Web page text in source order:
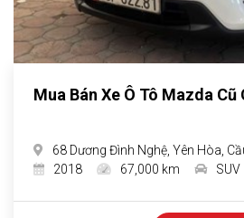
Mua Bán Xe Ô Tô Mazda Cũ
68 Dương Đình Nghệ, Yên Hòa,
2018
67,000 km SUV